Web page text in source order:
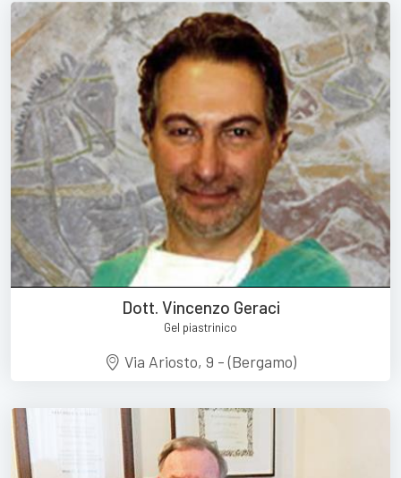
Dott. Vincenzo Geraci
Gel piastrinico
Via Ariosto, 9 - (Bergamo)